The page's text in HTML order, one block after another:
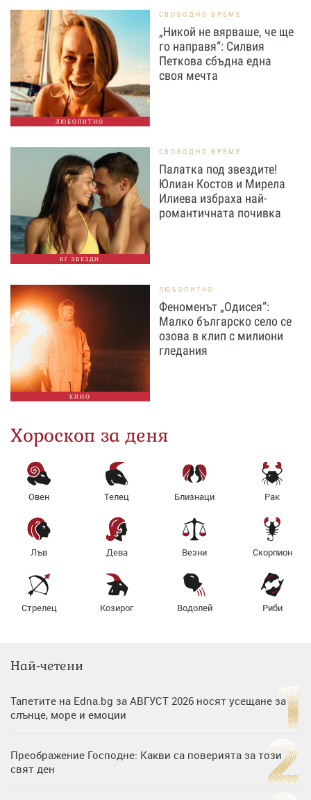
ЛЮБОПИТНО
СВОБОДНО ВРЕМЕ
„Никой не вярваше, че ще
го направя“: Силвия
Петкова сбъдна една
своя мечта
БГ ЗВЕЗДИ
СВОБОДНО ВРЕМЕ
Палатка под звездите!
Юлиан Костов и Мирела
Илиева избраха най-
романтичната почивка
КИНО
ЛЮБОПИТНО
Феноменът „Одисея“:
Малко българско село се
озова в клип с милиони
гледания
Хороскоп за деня
Овен Телец Близнаци Рак
Лъв Дева Везни Скорпион
Стрелец Козирог Водолей Риби
Най-четени
Тапетите на Edna.bg за АВГУСТ 2026 носят усещане за
слънце, море и емоции
Преображение Господне: Какви са поверията за този
свят ден